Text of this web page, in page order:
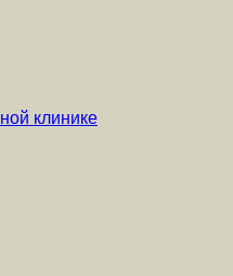
клинике